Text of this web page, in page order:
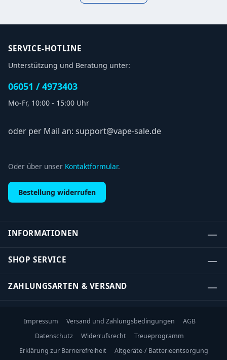
SERVICE-HOTLINE
Unterstützung und Beratung unter:
06051 / 4973403
Mo-Fr, 10:00 - 15:00 Uhr
oder per Mail an: support@vape-sale.de
Oder über unser Kontaktformular.
Bestellung widerrufen
INFORMATIONEN
SHOP SERVICE
ZAHLUNGSARTEN & VERSAND
Impressum Versand und Zahlungsbedingungen
AGB
Datenschutz
Widerrufsrecht
Treueprogramm
Erklärung zur Barrierefreiheit
Altgeräte-/ Batterieentsorgung